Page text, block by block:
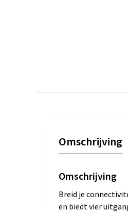
Omschrijving
Omschrijving
Breid je
en biedt vier